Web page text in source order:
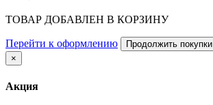
ТОВАР ДОБАВЛЕН В КОРЗИНУ
Перейти к оформлению
Продолжить покупки
×
Акция